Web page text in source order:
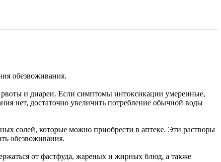
обезвоживания.
и диареи. Если симптомы интоксикации умеренные,
нет, достаточно увеличить потребление обычной воды
солей, которые можно приобрести в аптеке. Эти растворы
обезвоживания.
от фастфуда, жареных и жирных блюд, а также